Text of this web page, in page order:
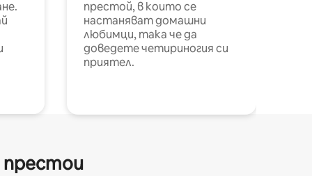
престой, в които се
настаняват домашни
любимци, така че да
доведете четириногия си
приятел.
престои